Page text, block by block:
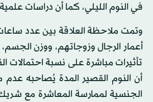
في النوم الليلي، كما أن دراسات
وتمت ملاحظة العلاقة بين عدد
أعمار الرجال وزوجاتهم، ووزن
تأثيرات مباشرة على نسبة احتمالات
أن النوم القصير المدة يُصاحبه
الجنسية لممارسة المعاشرة مع